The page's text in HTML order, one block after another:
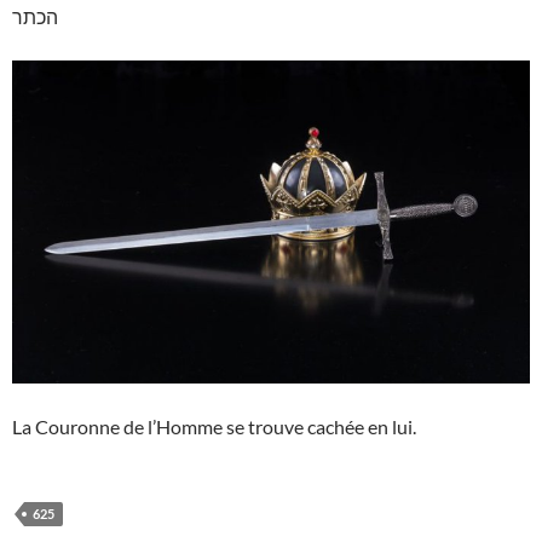
הכתר
La Couronne de l’Homme se trouve cachée en lui.
625